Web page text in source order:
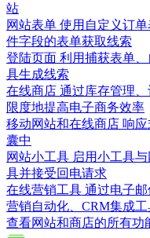
站
网站表单 使用自定义订
件字段的表单获取线索
登陆页面 利用捕获表单、
具生成线索
在线商店 通过库存管理
限度地提高电子商务效率
移动网站和在线商店 响
囊中
网站小工具 启用小工具
具并接受回电请求
在线营销工具 通过电子邮
营销自动化、CRM集成
查看网站和商店的所有功